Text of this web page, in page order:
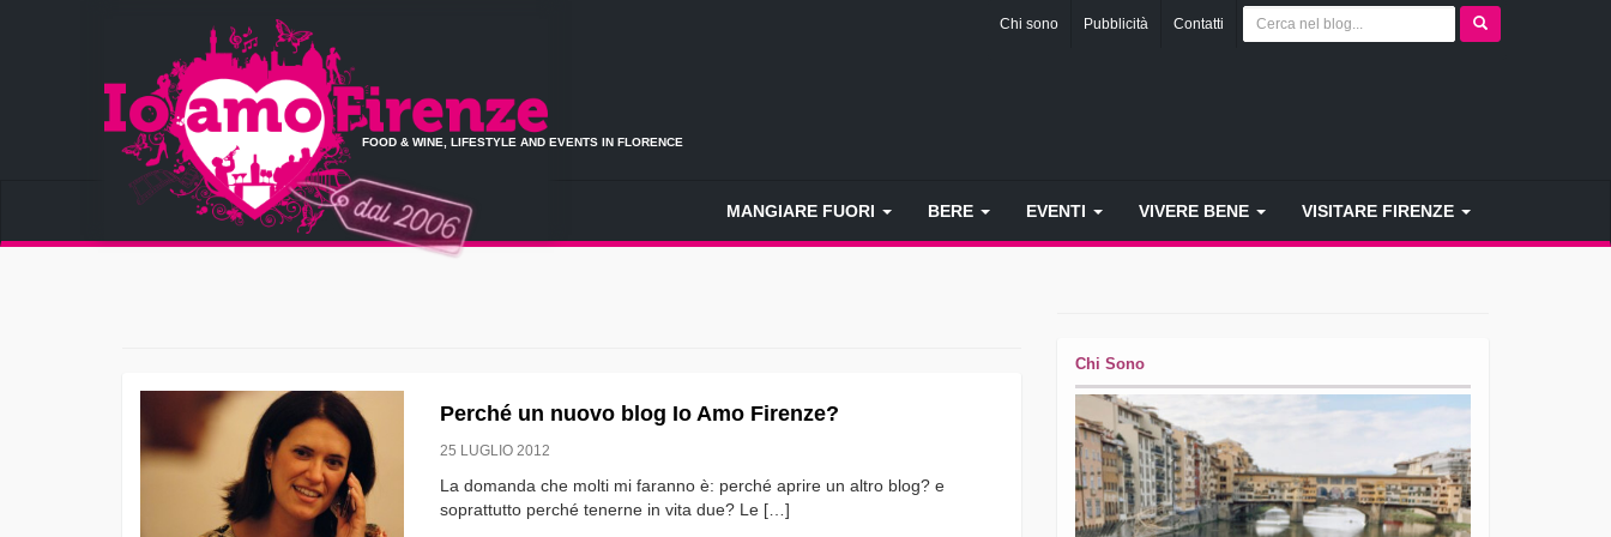
Chi sono Pubblicità Contatti
FOOD & WINE, LIFESTYLE AND EVENTS IN FLORENCE
MANGIARE FUORI BERE EVENTI VIVERE BENE VISITARE FIRENZE
Perché un nuovo blog Io Amo Firenze?
25 LUGLIO 2012
La domanda che molti mi faranno è: perché aprire un altro blog? e
soprattutto perché tenerne in vita due? Le […]
Chi Sono